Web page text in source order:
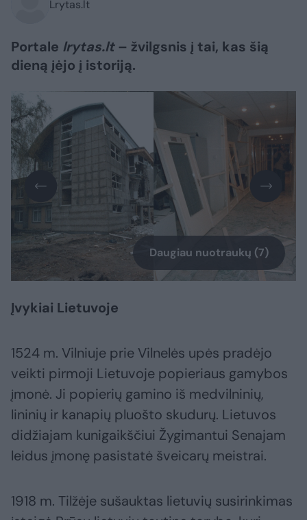
Lrytas.lt
Portale lrytas.lt– žvilgsnis į tai, kas šią
dieną įėjo į istoriją.
Daugiau nuotraukų (7)
Įvykiai Lietuvoje
1524 m. Vilniuje prie Vilnelės upės pradėjo
veikti pirmoji Lietuvoje popieriaus gamybos
įmonė. Ji popierių gamino iš medvilninių,
lininių ir kanapių pluošto skudurų. Lietuvos
didžiajam kunigaikščiui Žygimantui Senajam
leidus įmonę pasistatė šveicarų meistrai.
1918 m. Tilžėje sušauktas lietuvių susirinkimas